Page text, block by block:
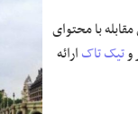
با محتوای
وتیک تاکارائه